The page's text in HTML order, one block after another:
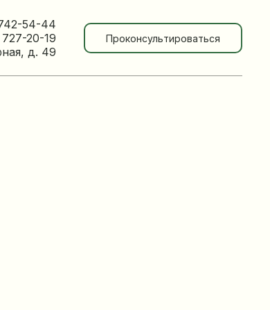
54-44
20-19
д. 49
Проконсультироваться